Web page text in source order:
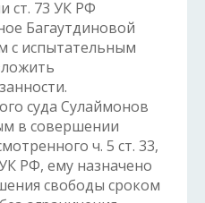
ст. 73 УК РФ
Багаутдиновой
с испытательным
суда Сулаймонов
в совершении
ч. 5 ст. 33,
УК РФ, ему назначено
свободы сроком